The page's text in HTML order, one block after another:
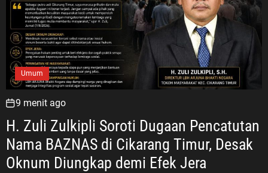
Umum
9 menit ago
H. Zuli Zulkipli Soroti Dugaan Pencatutan
Nama BAZNAS di Cikarang Timur, Desak
Oknum Diungkap demi Efek Jera